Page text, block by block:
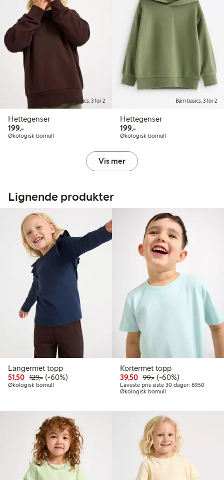
Barn basics, 3 for 2
Hettegenser
199,-199,00 kr
Økologisk bomull
Barn basics, 3 for 2
Hettegenser
199,-199,00 kr
Økologisk bomull
Vis mer
Lignende produkter
Langermet topp
51,50 Rabattert pris: 51,50 kr
129,-Vanlig pris: 129,00 kr
60% rabatt
(-60%)
Økologisk bomull
Kortermet topp
39,50 Rabattert pris: 39,50 kr
99,-Vanlig pris: 99,00 kr
60% rabatt
(-60%)
Laveste pris siste 30 dager: 69,50
Økologisk bomull